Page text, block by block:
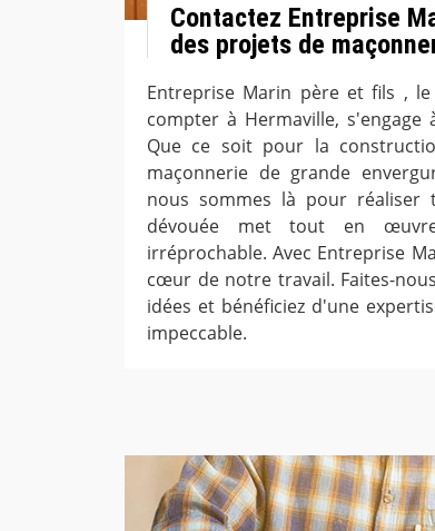
Contactez Entreprise
des projets de
Entreprise Marin père et fils ,
compter à Hermaville,
Que ce soit pour la
maçonnerie de grande
nous sommes là pour réaliser
dévouée met tout en
irréprochable. Avec Entreprise
cœur de notre travail. Faites-
idées et bénéficiez d'une
impeccable.